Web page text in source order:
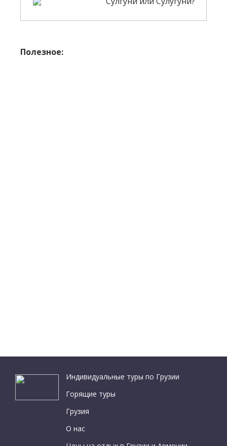
Полезное:
Индивидуальные туры по Грузии
Горящие туры
Грузия
О нас